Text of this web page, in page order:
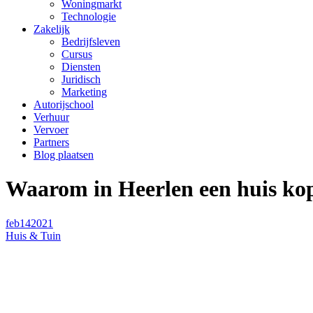
Woningmarkt
Technologie
Zakelijk
Bedrijfsleven
Cursus
Diensten
Juridisch
Marketing
Autorijschool
Verhuur
Vervoer
Partners
Blog plaatsen
Waarom in Heerlen een huis
feb142021
Huis & Tuin